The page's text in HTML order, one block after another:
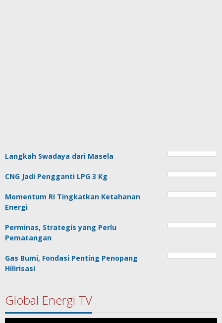
Langkah Swadaya dari Masela
CNG Jadi Pengganti LPG 3 Kg
Momentum RI Tingkatkan Ketahanan
Energi
Perminas, Strategis yang Perlu
Pematangan
Gas Bumi, Fondasi Penting Penopang
Hilirisasi
Global Energi TV